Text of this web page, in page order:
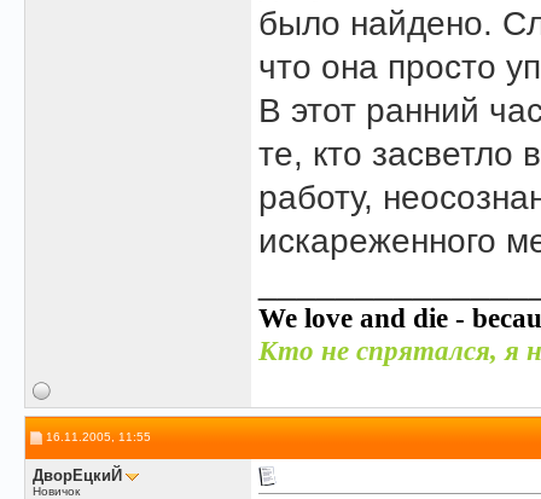
было найдено.
что она просто
В этот ранний
те, кто
работу,
искареженного
We love and die -
Кто не спрятался, я
16.11.2005, 11:55
ДворЕцкиЙ
Новичок